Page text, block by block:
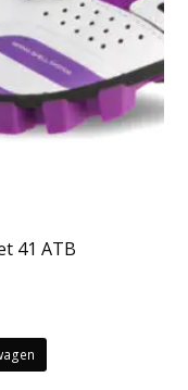
41 ATB